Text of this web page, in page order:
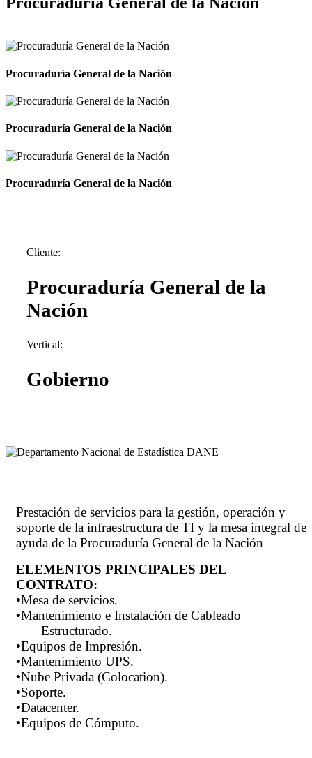
Procuraduría General de la Nación
Procuraduría General de la Nación
Procuraduría General de la Nación
Cliente:
Procuraduría General de la
Nación
Vertical:
Gobierno
Prestación de servicios para la gestión, operación y
soporte de la infraestructura de TI y la mesa integral de
ayuda de la Procuraduría General de la Nación
ELEMENTOS PRINCIPALES DEL
CONTRATO:
•Mesa de servicios.
•Mantenimiento e Instalación de Cableado
Estructurado.
•Equipos de Impresión.
•Mantenimiento UPS.
•Nube Privada (Colocation).
•Soporte.
•Datacenter.
•Equipos de Cómputo.